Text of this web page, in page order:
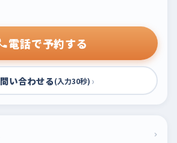
電話で予約する
問い合わせる(入力30秒) ›
›